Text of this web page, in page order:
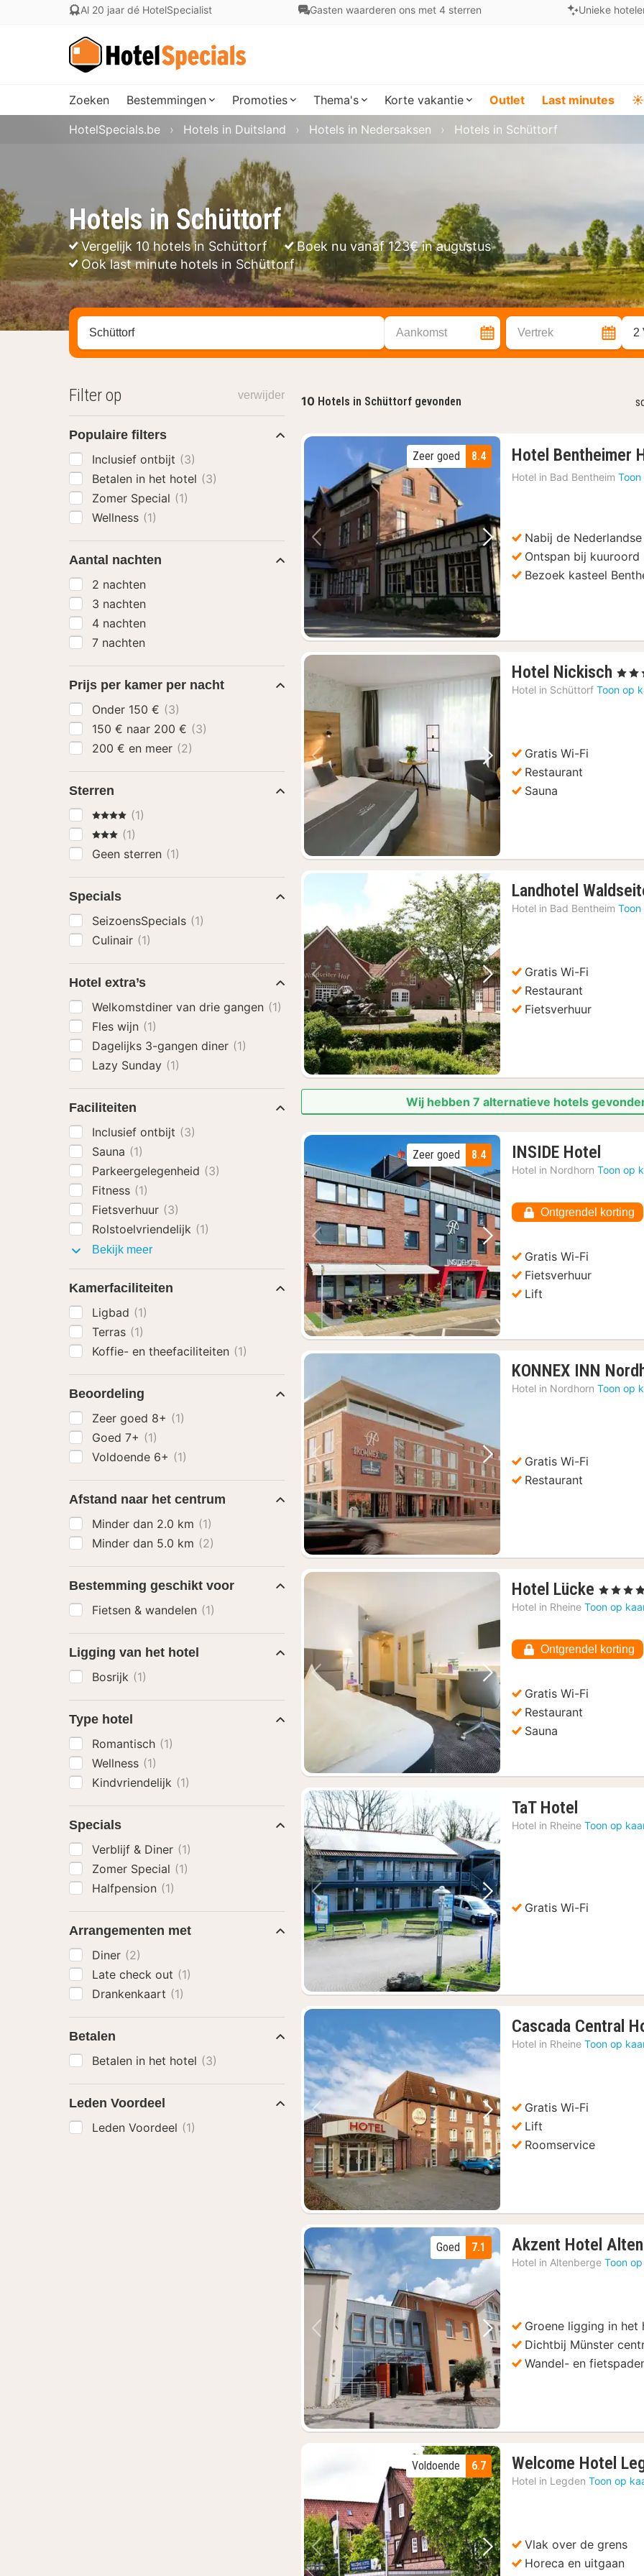
Al 20 jaar dé HotelSpecialist Gasten waarderen ons met 4 sterren Unieke
Zoeken Bestemmingen Promoties Thema's Korte vakantie Outlet Last minutes ☀️
Hotels in Schüttorf
Vergelijk 10 hotels in Schüttorf
Boek nu vanaf 123€ in augustus
Ook last minute hotels in Schüttorf
HotelSpecials.be Hotels in Duitsland Hotels in Nedersaksen Hotels in Schüttorf
Zoek op hotel, regio of stad Aankomst Vertrek 2
10 Hotels in Schüttorf gevonden
Vorige foto Volgende foto
8.4
Zeer goed Hotel Bentheimer
Hotel in Bad Bentheim
Nabij de
Ontspan bij kuuroord
Bezoek kasteel
Vorige foto Volgende foto
Hotel Nickisch 1
, 4
Hotel in Schüttorf Toon op
Gratis Wi-Fi
Restaurant
Sauna
Vorige foto Volgende foto
Landhotel
Hotel in Bad Bentheim
Gratis Wi-Fi
Restaurant
Fietsverhuur
Wij hebben 7 alternatieve hotels
Vorige foto Volgende foto
8.4
Zeer goed INSIDE Hotel
nacht
€
Hotel in Nordhorn Toon op
Ontgrendel korting
Gratis Wi-Fi
Fietsverhuur
Lift
Vorige foto Volgende foto
KONNEX INN
Hotel in Nordhorn Toon op
Gratis Wi-Fi
Restaurant
Vorige foto Volgende foto
Hotel Lücke 1
nacht
€
, 4 Sterren
Hotel in Rheine Toon op
Ontgrendel korting
Gratis Wi-Fi
Restaurant
Sauna
Vorige foto Volgende foto
TaT Hotel
nacht
Hotel in Rheine Toon op
Gratis Wi-Fi
Vorige foto Volgende foto
Cascada Central
Hotel in Rheine Toon op
Gratis Wi-Fi
Lift
Roomservice
Vorige foto Volgende foto
7.1
Goed Akzent Hotel
Hotel in Altenberge Toon
Groene ligging in het
Dichtbij Münster
Wandel- en
Vorige foto Volgende foto
6.7
Voldoende Welcome Hotel
Hotel in Legden Toon op
Vlak over de grens
Horeca en uitgaan
Filter op verwijder
Populaire filters
Inclusief ontbijt (3)
Betalen in het hotel (3)
Zomer Special (1)
Wellness (1)
Aantal nachten
2 nachten
3 nachten
4 nachten
7 nachten
Prijs per kamer per nacht
Onder 150 € (3)
150 € naar 200 € (3)
200 € en meer (2)
Sterren
4 Sterren
(1)
3 Sterren
(1)
Geen sterren (1)
Specials
SeizoensSpecials (1)
Culinair (1)
Hotel extra’s
Welkomstdiner van drie gangen (1)
Fles wijn (1)
Dagelijks 3-gangen diner (1)
Lazy Sunday (1)
Faciliteiten
Inclusief ontbijt (3)
Sauna (1)
Parkeergelegenheid (3)
Fitness (1)
Fietsverhuur (3)
Rolstoelvriendelijk (1)
Bekijk meerFaciliteiten
Kamerfaciliteiten
Ligbad (1)
Terras (1)
Koffie- en theefaciliteiten (1)
Beoordeling
Zeer goed 8+ (1)
Goed 7+ (1)
Voldoende 6+ (1)
Afstand naar het centrum
Minder dan 2.0 km (1)
Minder dan 5.0 km (2)
Bestemming geschikt voor
Fietsen & wandelen (1)
Ligging van het hotel
Bosrijk (1)
Type hotel
Romantisch (1)
Wellness (1)
Kindvriendelijk (1)
Specials
Verblijf & Diner (1)
Zomer Special (1)
Halfpension (1)
Arrangementen met
Diner (2)
Late check out (1)
Drankenkaart (1)
Betalen
Betalen in het hotel (3)
Leden Voordeel
Leden Voordeel (1)